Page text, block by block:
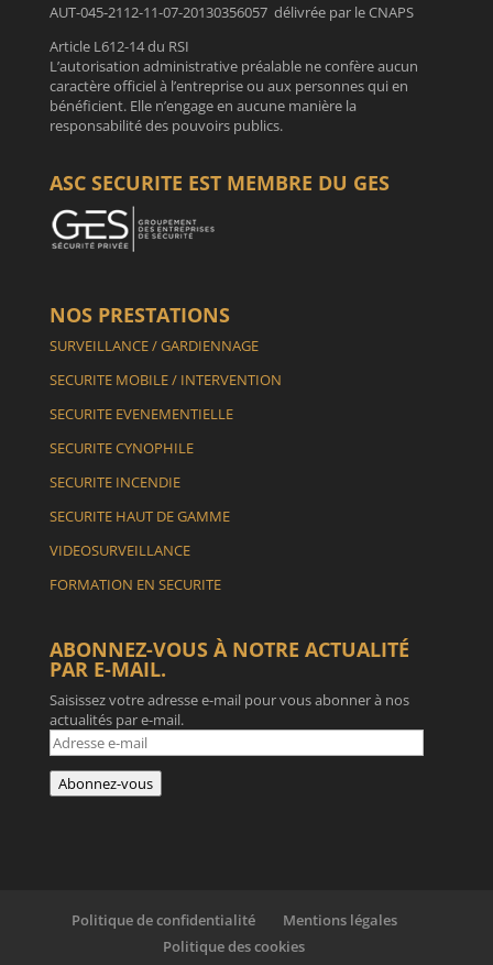
AUT-045-2112-11-07-20130356057 délivrée par le CNAPS
Article L612-14 du RSI
L’autorisation administrative préalable ne confère aucun
caractère officiel à l’entreprise ou aux personnes qui en
bénéficient. Elle n’engage en aucune manière la
responsabilité des pouvoirs publics.
ASC SECURITE EST MEMBRE DU GES
NOS PRESTATIONS
SURVEILLANCE / GARDIENNAGE
SECURITE MOBILE / INTERVENTION
SECURITE EVENEMENTIELLE
SECURITE CYNOPHILE
SECURITE INCENDIE
SECURITE HAUT DE GAMME
VIDEOSURVEILLANCE
FORMATION EN SECURITE
ABONNEZ-VOUS À NOTRE ACTUALITÉ
PAR E-MAIL.
Saisissez votre adresse e-mail pour vous abonner à nos
actualités par e-mail.
Adresse
e-
mail
Abonnez-vous
Politique de confidentialité
Mentions légales
Politique des cookies